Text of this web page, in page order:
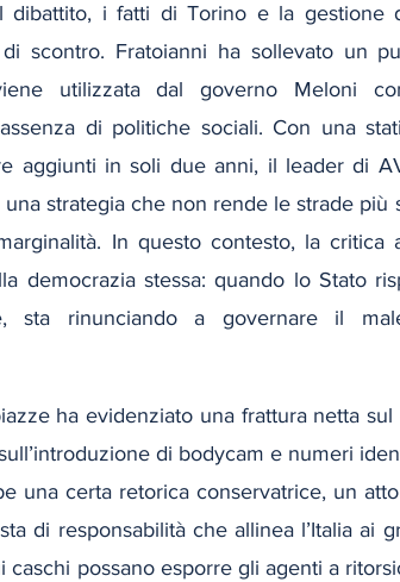
i fatti di Torino e la gestione
scontro. Fratoianni ha sollevato un
utilizzata dal governo Meloni
di politiche sociali. Con una
aggiunti in soli due anni, il leader di
strategia che non rende le strade più
In questo contesto, la critica
democrazia stessa: quando lo Stato
sta rinunciando a governare il
ha evidenziato una frattura netta
di bodycam e numeri
una certa retorica conservatrice, un
di responsabilità che allinea l’Italia ai
possano esporre gli agenti a